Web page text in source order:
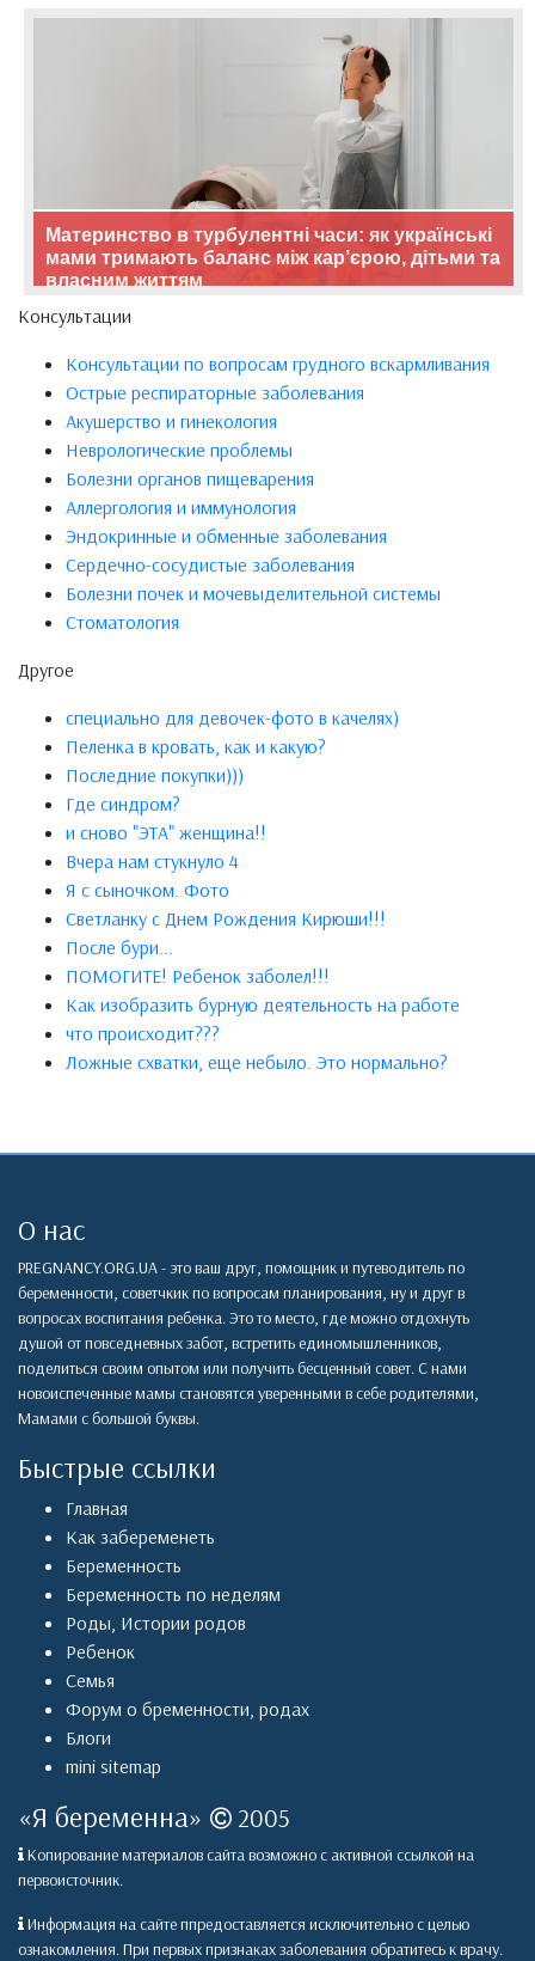
Материнство в турбулентні часи: як українські
мами тримають баланс між кар’єрою, дітьми та
власним життям
Консультации
Консультации по вопросам грудного вскармливания
Острые респираторные заболевания
Акушерство и гинекология
Неврологические проблемы
Болезни органов пищеварения
Аллергология и иммунология
Эндокринные и обменные заболевания
Сердечно-сосудистые заболевания
Болезни почек и мочевыделительной системы
Стоматология
Другое
специально для девочек-фото в качелях)
Пеленка в кровать, как и какую?
Последние покупки)))
Где синдром?
и сново "ЭТА" женщина!!
Вчера нам стукнуло 4
Я с сыночком. Фото
Светланку с Днем Рождения Кирюши!!!
После бури...
ПОМОГИТЕ! Ребенок заболел!!!
Как изобразить бурную деятельность на работе
что происходит???
Ложные схватки, еще небыло. Это нормально?
О нас
PREGNANCY.ORG.UA - это ваш друг, помощник и путеводитель по
беременности, советчкик по вопросам планирования, ну и друг в
вопросах воспитания ребенка. Это то место, где можно отдохнуть
душой от повседневных забот, встретить единомышленников,
поделиться своим опытом или получить бесценный совет. С нами
новоиспеченные мамы становятся уверенными в себе родителями,
Мамами с большой буквы.
Быстрые ссылки
Главная
Как забеременеть
Беременность
Беременность по неделям
Роды, Истории родов
Ребенок
Семья
Форум о бременности, родах
Блоги
mini sitemap
«Я беременна» 2005
Копирование материалов сайта возможно с активной ссылкой на
первоисточник.
Информация на сайте ппредоставляется исключительно с целью
ознакомления. При первых признаках заболевания обратитесь к врачу.